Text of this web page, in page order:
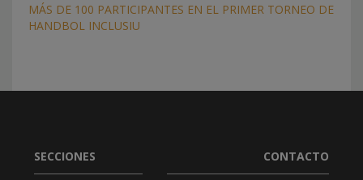
MÁS DE 100 PARTICIPANTES EN EL PRIMER TORNEO DE
HANDBOL INCLUSIU
SECCIONES CONTACTO